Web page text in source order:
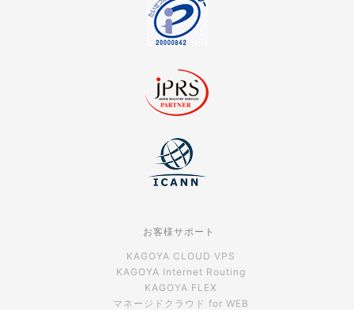
お客様サポート
KAGOYA CLOUD VPS
KAGOYA Internet Routing
KAGOYA FLEX
マネージドクラウド for WEB